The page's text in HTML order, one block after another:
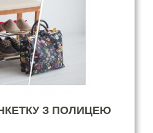
З ПОЛИЦЕЮ